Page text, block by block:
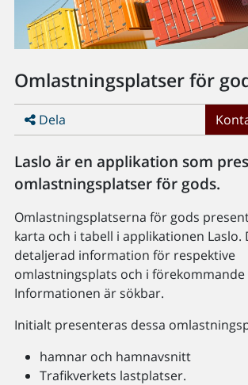
Omlastningsplatser för
Dela
Laslo är en applikation som
omlastningsplatser för gods.
Omlastningsplatserna för gods
karta och i tabell i applikationen Laslo.
detaljerad information för respektive
omlastningsplats och i förekommande
Informationen är sökbar.
Initialt presenteras dessa
hamnar och hamnavsnitt
Trafikverkets lastplatser.